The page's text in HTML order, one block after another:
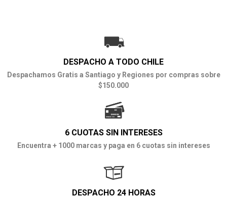
DESPACHO A TODO CHILE
Despachamos Gratis a Santiago y Regiones por compras sobre
$150.000
6 CUOTAS SIN INTERESES
Encuentra + 1000 marcas y paga en 6 cuotas sin intereses
DESPACHO 24 HORAS